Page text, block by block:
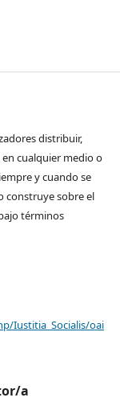
distribuir,
cualquier medio o
y cuando se
construye sobre el
términos
Iustitia_Socialis/oai
a